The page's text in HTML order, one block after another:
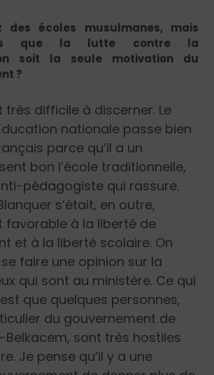
des écoles musulmanes, mais
que la lutte contre la
soit la seule motivation du
?
très difficile à discerner. Le
nationale passe bien
parce qu’il a un
bon l’école traditionnelle,
pédagogiste qui rassure.
s’était, en outre,
favorable à la liberté de
et à la liberté scolaire. On
faire une opinion sur la
qui sont au ministère. Ce qui
que quelques personnes,
du gouvernement de
Belkacem, sont très hostiles
Je pense qu’il y a une